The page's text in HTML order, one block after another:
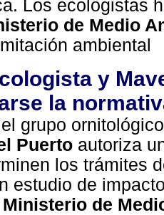
Los ecologistas
de Medio
ambiental
y
la
grupo
Puerto autoriza
los trámites
estudio de
Ministerio de